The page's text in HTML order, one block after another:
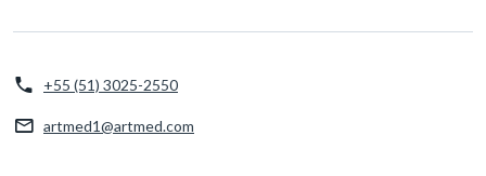
+55 (51) 3025-2550
artmed1@artmed.com